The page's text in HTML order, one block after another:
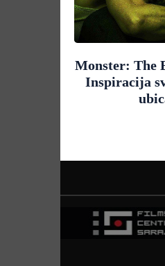
Monster: The
Inspiracija